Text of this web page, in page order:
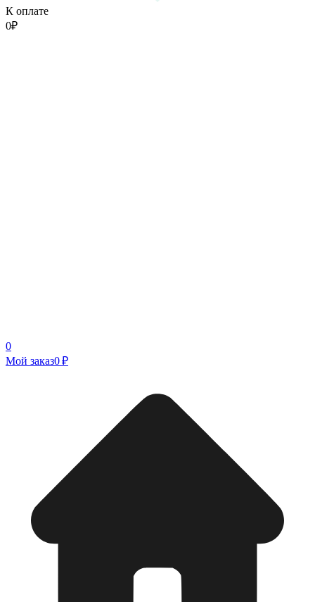
К оплате
0₽
0
Мой заказ0 ₽